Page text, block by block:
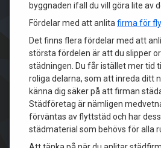
byggnaden ifall du vill göra lite av
Fördelar med att anlita firma för
Det finns flera fördelar med att
största fördelen är att du slipper
städningen. Du får istället mer tid
roliga delarna, som att inreda ditt
känna dig säker på att firman
Städföretag är nämligen
förväntas av flyttstäd och har
städmaterial som behövs för alla